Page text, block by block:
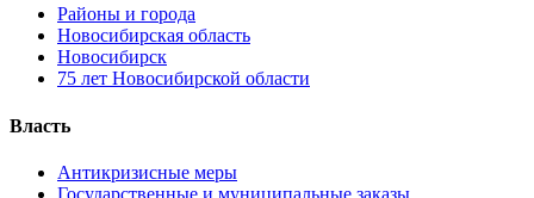
Районы и города
Новосибирская область
Новосибирск
75 лет Новосибирской области
Власть
Антикризисные меры
Государственные и муниципальные заказы